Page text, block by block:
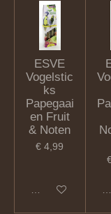
ESVE
Vogelstic
ks
Papegaai
en Fruit
& Noten
€ 4,99
In winkelwagen